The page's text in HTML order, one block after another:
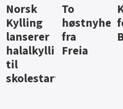
Knalltall
for Açai
Bowl
Aass vil
bli
førstevalg
i lite-